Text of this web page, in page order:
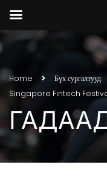
Home Бүх сургалтууд
Singapore Fintech